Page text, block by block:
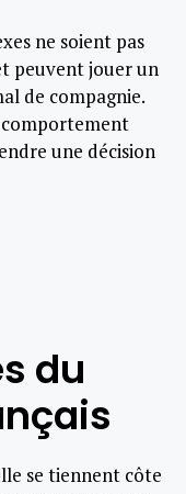
ne soient pas
peuvent jouer un
de compagnie.
une décision
du